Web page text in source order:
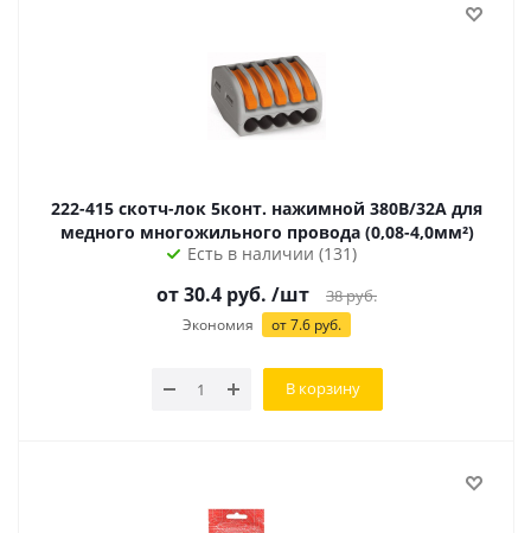
222-415 скотч-лок 5конт. нажимной 380В/32А для
медного многожильного провода (0,08-4,0мм²)
Есть в наличии (131)
от 30.4 руб. /шт 38руб.
Экономия от 7.6 руб.
В корзину